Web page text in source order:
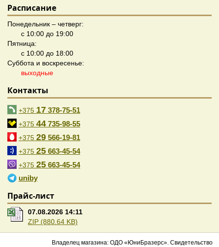
Расписание
Понедельник – четверг:
с 10:00 до 19:00
Пятница:
с 10:00 до 18:00
Суббота и воскресенье:
выходные
Контакты
+375 17 378-75-51
+375 44 735-98-55
+375 29 566-19-81
+375 25 663-45-54
+375 25 663-45-54
uniby
Прайс-лист
07.08.2026 14:11
ZIP (880.64 KB)
Владелец магазина: ОДО «ЮниБразерс». Свидетельство